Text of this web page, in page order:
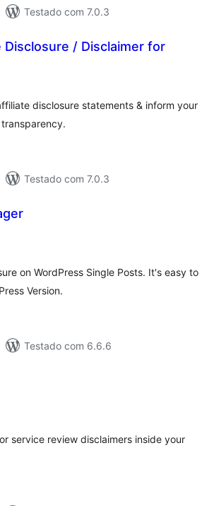
Testado com 7.0.3
Disclosure / Disclaimer for
disclosure statements & inform your
Testado com 7.0.3
on WordPress Single Posts. It's easy to
Version.
Testado com 6.6.6
service review disclaimers inside your